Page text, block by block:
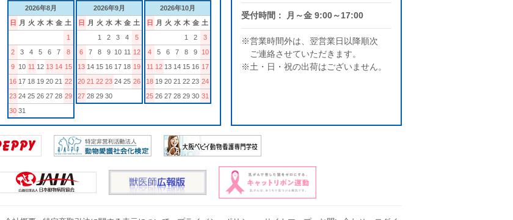
2026年8月
日 月 火 水 木 金 土
1
2
3 4 5 6 7
8
9 10 11 12 13 14 15
16 17 18 19 20 21 22
23 24 25 26 27 28 29
30 31
2026年9月
日 月 火 水 木 金 土
1
2 3 4
5
6
7 8 9 10 11 12
13 14 15 16 17 18 19
20 21 22 23 24 25 26
27 28 29 30
2026年10月
日 月 火 水 木 金 土
1
2
3
4
5 6 7 8 9
10
11 12 13 14 15 16 17
18 19 20 21 22 23 24
25 26 27 28 29 30 31
受付時間： 月～金 9:00～17:00
※営業時間外は、翌営業日以降順次
ご連絡させていただきます。
※土・日・祝の出荷はございません。